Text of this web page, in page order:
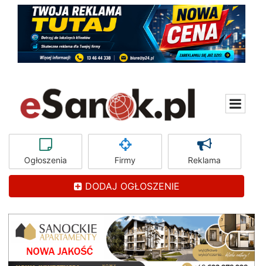
Ogłoszenia Firmy Reklama
DODAJ OGŁOSZENIE